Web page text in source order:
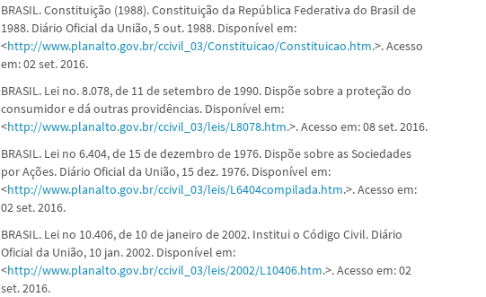
BRASIL. Constituição (1988). Constituição da República Federativa do Brasil de
1988. Diário Oficial da União, 5 out. 1988. Disponível em:
<http://www.planalto.gov.br/ccivil_03/Constituicao/Constituicao.htm.>. Acesso
em: 02 set. 2016.
BRASIL. Lei no. 8.078, de 11 de setembro de 1990. Dispõe sobre a proteção do
consumidor e dá outras providências. Disponível em:
<http://www.planalto.gov.br/ccivil_03/leis/L8078.htm.>. Acesso em: 08 set. 2016.
BRASIL. Lei no 6.404, de 15 de dezembro de 1976. Dispõe sobre as Sociedades
por Ações. Diário Oficial da União, 15 dez. 1976. Disponível em:
<http://www.planalto.gov.br/ccivil_03/leis/L6404compilada.htm.>. Acesso em:
02 set. 2016.
BRASIL. Lei no 10.406, de 10 de janeiro de 2002. Institui o Código Civil. Diário
Oficial da União, 10 jan. 2002. Disponível em:
<http://www.planalto.gov.br/ccivil_03/leis/2002/L10406.htm.>. Acesso em: 02
set. 2016.